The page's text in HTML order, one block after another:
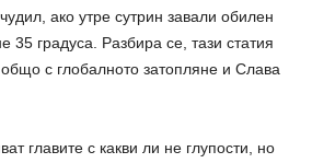
ако утре сутрин завали обилен
35 градуса. Разбира се, тази статия
с глобалното затопляне и Слава
главите с какви ли не глупости, но